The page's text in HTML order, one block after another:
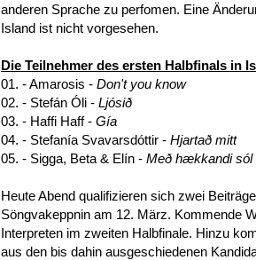
anderen Sprache zu perfomen. Eine
Island ist nicht vorgesehen.
Die Teilnehmer des ersten Halbfinals in
01. - Amarosis - Don't you know
02. - Stefán Óli - Ljósið
03. - Haffi Haff - Gía
04. - Stefanía Svavarsdóttir - Hjartað mitt
05. - Sigga, Beta & Elín - Með hækkandi sól
Heute Abend qualifizieren sich zwei
Söngvakeppnin am 12. März. Kommende
Interpreten im zweiten Halbfinale. Hinzu
aus den bis dahin ausgeschiedenen